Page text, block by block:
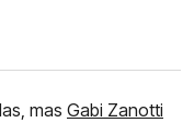
mas Gabi Zanotti